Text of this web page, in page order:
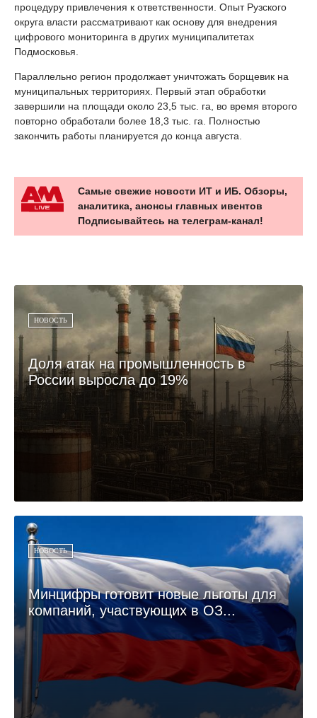
процедуру привлечения к ответственности. Опыт Рузского
округа власти рассматривают как основу для внедрения
цифрового мониторинга в других муниципалитетах
Подмосковья.
Параллельно регион продолжает уничтожать борщевик на
муниципальных территориях. Первый этап обработки
завершили на площади около 23,5 тыс. га, во время второго
повторно обработали более 18,3 тыс. га. Полностью
закончить работы планируется до конца августа.
Самые свежие новости ИТ и ИБ. Обзоры,
аналитика, анонсы главных ивентов
Подписывайтесь на телеграм-канал!
НОВОСТЬ
Доля атак на промышленность в
России выросла до 19%
НОВОСТЬ
Минцифры готовит новые льготы для
компаний, участвующих в ОЗ...